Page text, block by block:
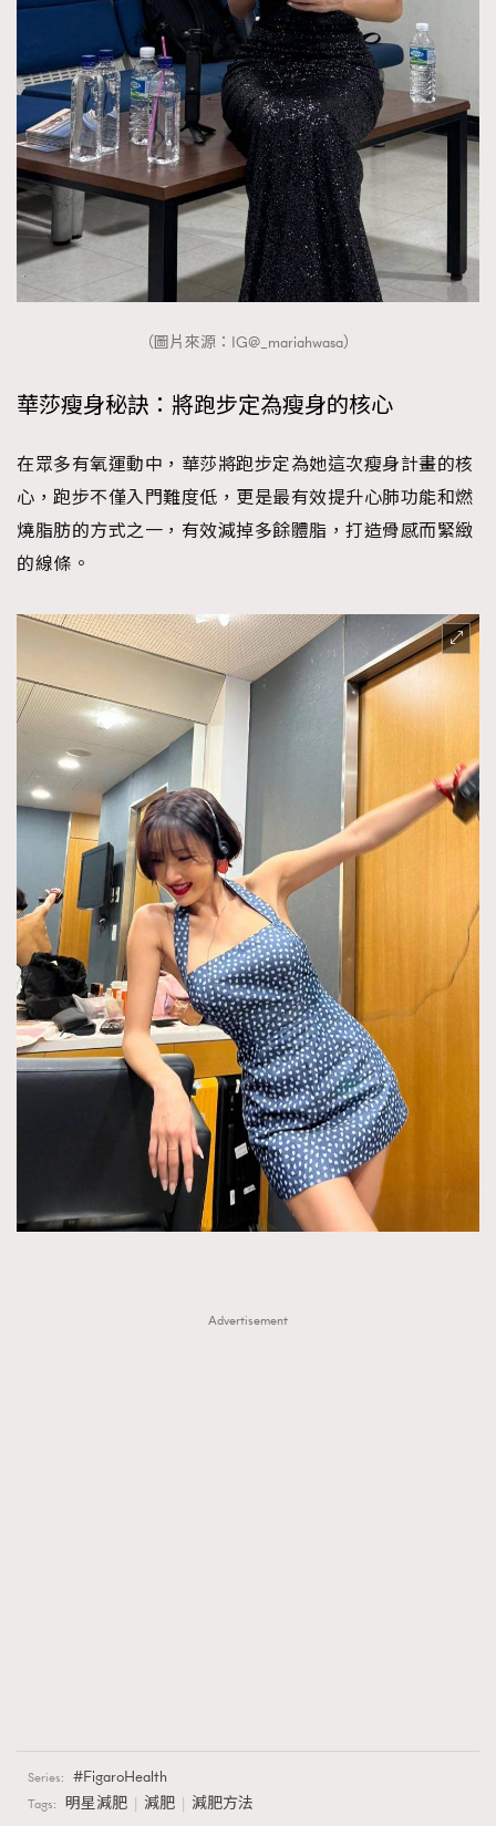
（圖片來源：IG@_mariahwasa）
華莎瘦身秘訣：將跑步定為瘦身的核心
在眾多有氧運動中，華莎將跑步定為她這次瘦身計畫的核
心，跑步不僅入門難度低，更是最有效提升心肺功能和燃
燒脂肪的方式之一，有效減掉多餘體脂，打造骨感而緊緻
的線條。
Advertisement
Series: FigaroHealth
Tags: 明星減肥 減肥 減肥方法